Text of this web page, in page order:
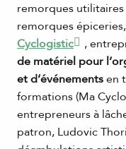
remorques
remorques
Cyclogistic
,
de matériel pour
et d’événementsen
formations (Ma
entrepreneurs à
patron, Ludovic